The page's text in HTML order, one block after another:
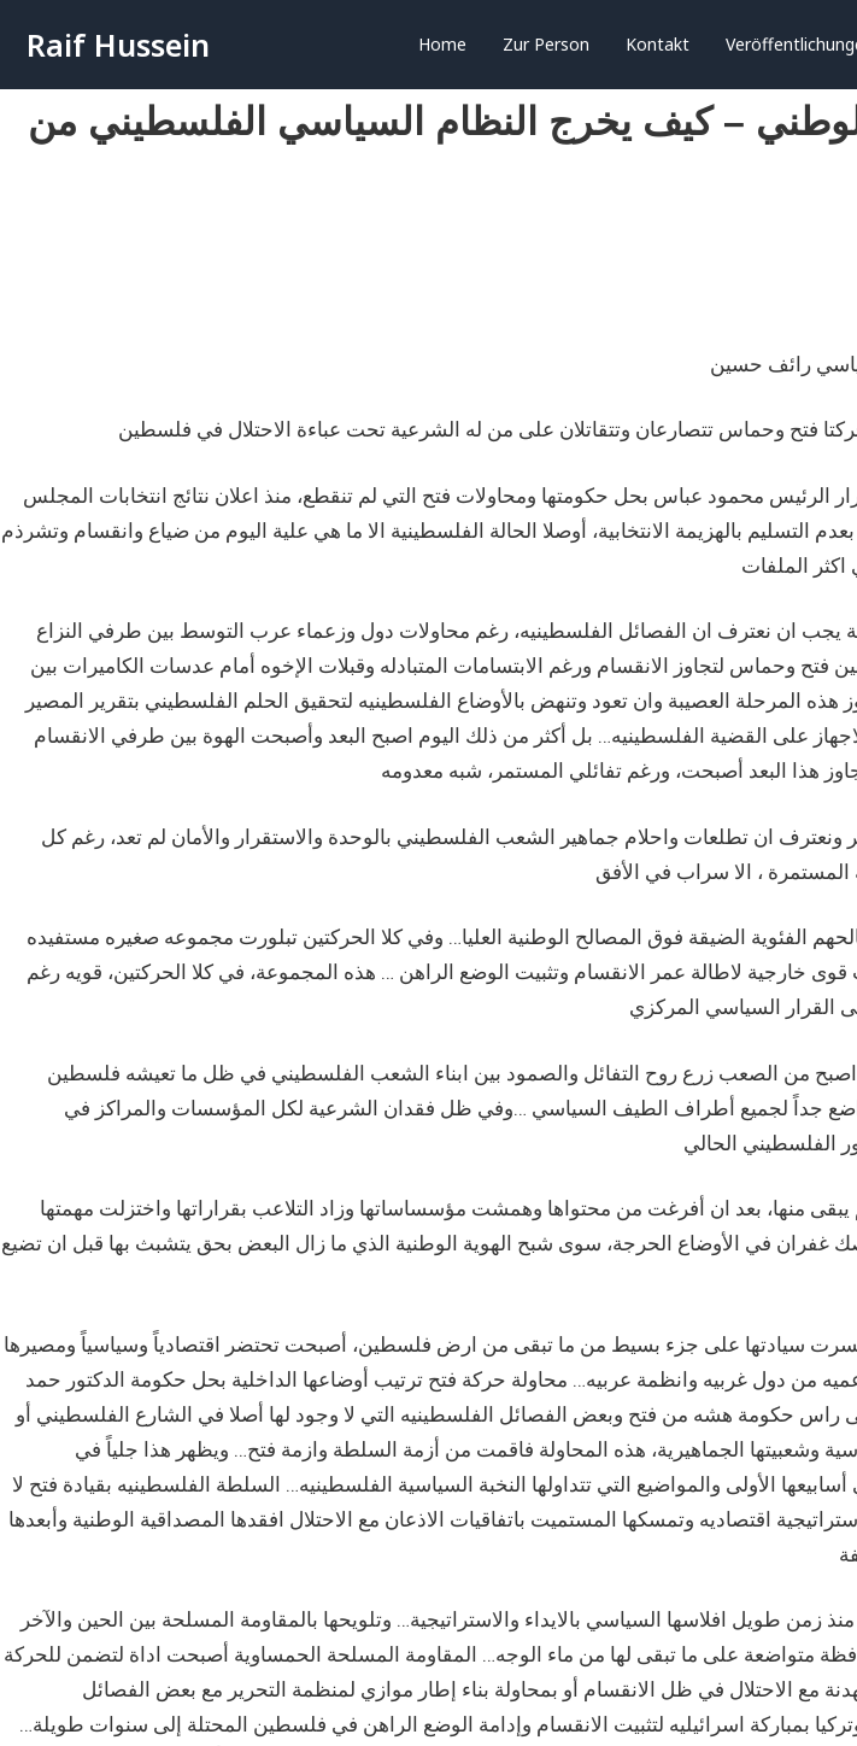
Raif Hussein Home Zur Person Kontakt
– كيف يخرج النظام السياسي الفلسطيني من
رائف حسين
الرئيس محمود عباس بحل حكومتها ومحاولات فتح التي لم تنقطع، منذ اعلان نتائج انتخابات المجلس
في 25 يناير 2006، بعدم التسليم بالهزيمة الانتخابية، أوصلا الحالة الفلسطينية الا ما هي علية اليوم من ضياع وانقسام وتشرذم
يجب ان نعترف ان الفصائل الفلسطينيه، رغم محاولات دول وزعماء عرب التوسط بين طرفي النزاع
فتح وحماس لتجاوز الانقسام ورغم الابتسامات المتبادله وقبلات الإخوه أمام عدسات الكاميرات بين
المرحلة العصيبة وان تعود وتنهض بالأوضاع الفلسطينيه لتحقيق الحلم الفلسطيني بتقرير المصير
على القضية الفلسطينيه… بل أكثر من ذلك اليوم اصبح البعد وأصبحت الهوة بين طرفي الانقسام
ان تطلعات واحلام جماهير الشعب الفلسطيني بالوحدة والاستقرار والأمان لم تعد، رغم كل
الفئوية الضيقة فوق المصالح الوطنية العليا… وفي كلا الحركتين تبلورت مجموعه صغيره مستفيده
خارجية لاطالة عمر الانقسام وتثبيت الوضع الراهن … هذه المجموعة، في كلا الحركتين، قويه رغم
اصبح من الصعب زرع روح التفائل والصمود بين ابناء الشعب الفلسطيني في ظل ما تعيشه فلسطين
جداً لجميع أطراف الطيف السياسي …وفي ظل فقدان الشرعية لكل المؤسسات والمراكز في
يبقى منها، بعد ان أفرغت من محتواها وهمشت مؤسساساتها وزاد التلاعب بقراراتها واختزلت مهمتها
غفران في الأوضاع الحرجة، سوى شبح الهوية الوطنية الذي ما زال البعض بحق يتشبث بها قبل ان تضيع
سيادتها على جزء بسيط من ما تبقى من ارض فلسطين، أصبحت تحتضر اقتصادياً وسياسياً ومصيرها
من دول غربيه وانظمة عربيه… محاولة حركة فتح ترتيب أوضاعها الداخلية بحل حكومة الدكتور حمد
راس حكومة هشه من فتح وبعض الفصائل الفلسطينيه التي لا وجود لها أصلا في الشارع الفلسطيني أو
وشعبيتها الجماهيرية، هذه المحاولة فاقمت من أزمة السلطة وازمة فتح… ويظهر هذا جلياً في
الأولى والمواضيع التي تتداولها النخبة السياسية الفلسطينيه… السلطة الفلسطينيه بقيادة فتح لا
اقتصاديه وتمسكها المستميت باتفاقيات الاذعان مع الاحتلال افقدها المصداقية الوطنية وأبعدها
طويل افلاسها السياسي بالايداء والاستراتيجية… وتلويحها بالمقاومة المسلحة بين الحين والآخر
متواضعة على ما تبقى لها من ماء الوجه… المقاومة المسلحة الحمساوية أصبحت اداة لتضمن للحركة
مع الاحتلال في ظل الانقسام أو بمحاولة بناء إطار موازي لمنظمة التحرير مع بعض الفصائل
بمباركة اسرائيليه لتثبيت الانقسام وإدامة الوضع الراهن في فلسطين المحتلة إلى سنوات طويلة…